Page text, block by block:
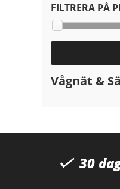
FILTRERA PÅ
Vågnät &
30